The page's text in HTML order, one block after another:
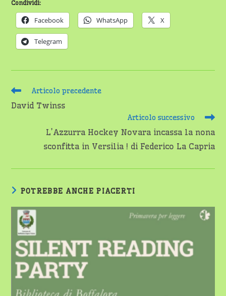
Condividi:
Facebook WhatsApp X
Telegram
Leggi
articoli
Articolo precedente
David Twinss
Articolo successivo
L’Azzurra Hockey Novara incassa la nona
sconfitta in Versilia ! di Federico La Capria
POTREBBE ANCHE PIACERTI